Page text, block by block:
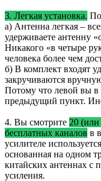
3. Легкая установка.
а) Антенна легкая –
удерживаете антенну
Никакого «в четыре
человека более чем
б) В комплект входят
закручиваются
Потому что левой вы в
предыдущий пункт.
4. Вы смотрите 20 (или
бесплатных каналов в
усилителе
основанная на одном
китайских антеннах с
усиления.